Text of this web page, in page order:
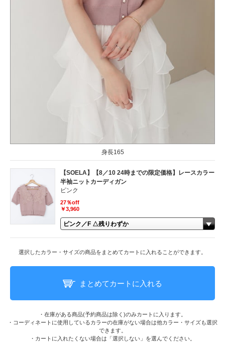
身長165
【SOELA】【8／10 24時までの限定価格】レースカラー
半袖ニットカーディガン
ピンク
27％off
￥3,960
選択したカラー・サイズの商品をまとめてカートに入れることができます。
まとめてカートに入れる
・在庫がある商品(予約商品は除く)のみカートに入ります。
・コーディネートに使用しているカラーの在庫がない場合は他カラー・サイズも選択
できます。
・カートに入れたくない場合は「選択しない」を選んでください。